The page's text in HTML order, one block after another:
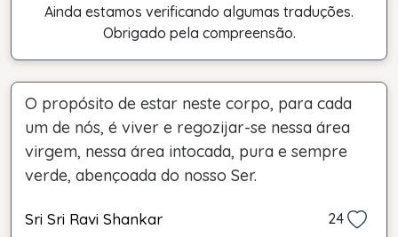
Ainda estamos verificando algumas traduções.
Obrigado pela compreensão.
O propósito de estar neste corpo, para cada
um de nós, é viver e regozijar-se nessa área
virgem, nessa área intocada, pura e sempre
verde, abençoada do nosso Ser.
Sri Sri Ravi Shankar 24